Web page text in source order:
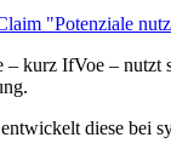
kurz IfVoe – nutzt
diese bei